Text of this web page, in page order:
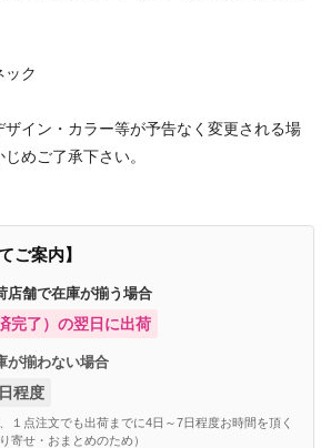
ック
イン・カラー等が予告なく変更される場
めご了承下さい。
ご案内】
店舗で在庫が揃う場合
完了）の翌日に出荷
が揃わない場合
程度
１点注文でも出荷までに4日～7日程度お時間を頂く
寄せ・おまとめのため）